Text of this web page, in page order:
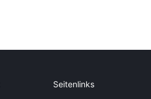
Seitenlinks